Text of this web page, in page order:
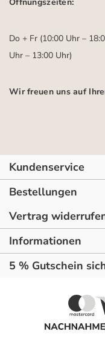
Do + Fr (10:00 Uhr –
Uhr – 13:00 Uhr)
Wir freuen uns auf
Kundenservice
Bestellungen
Vertrag
Informationen
5 % Gutschein